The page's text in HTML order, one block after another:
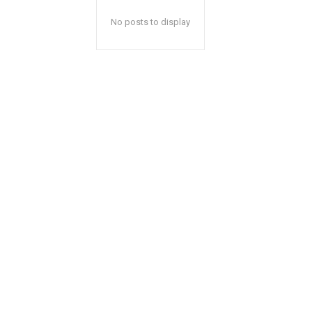
No posts to display